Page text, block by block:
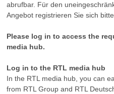
abrufbar. Für den
Angebot registrieren Sie sich bitte
Please log in to access the
media hub.
Log in to the RTL media hub
In the RTL media hub, you can
from RTL Group and RTL